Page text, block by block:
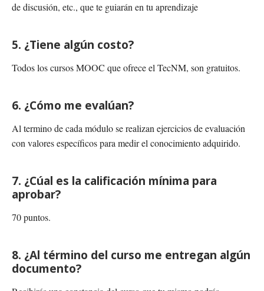
de discusión, etc., que te guiarán en tu aprendizaje
5. ¿Tiene algún costo?
Todos los cursos MOOC que ofrece el TecNM, son gratuitos.
6. ¿Cómo me evalúan?
Al termino de cada módulo se realizan ejercicios de evaluación
con valores específicos para medir el conocimiento adquirido.
7. ¿Cúal es la calificación mínima para
aprobar?
70 puntos.
8. ¿Al término del curso me entregan algún
documento?